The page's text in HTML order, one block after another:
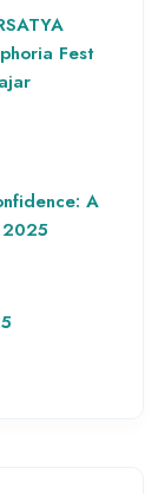
Fest
A
2025